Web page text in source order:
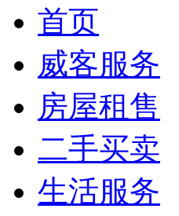
首页
威客服务
房屋租售
二手买卖
生活服务